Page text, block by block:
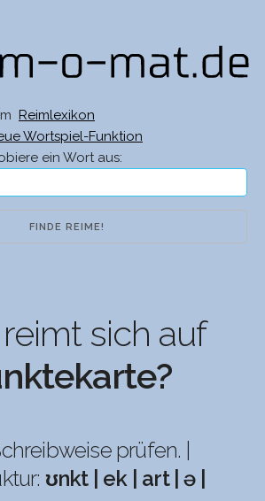
Reimlexikon
Wortspiel-Funktion
ein Wort aus:
sich auf
prüfen. |
ʊnkt | ek | art | ə |